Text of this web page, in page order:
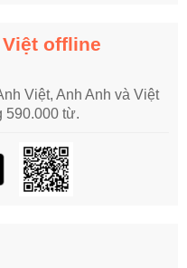
offline
Việt, Anh Anh và Việt
590.000 từ.